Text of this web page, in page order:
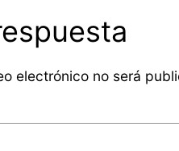
electrónico no será